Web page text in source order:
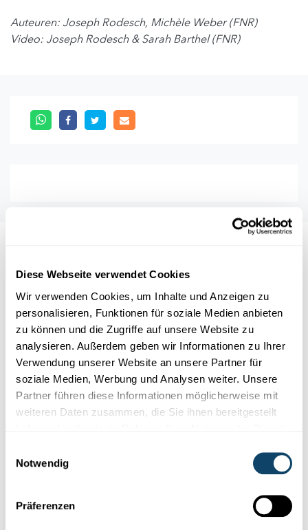
Diese Webseite verwendet Cookies
Wir verwenden Cookies, um Inhalte und Anzeigen zu
personalisieren, Funktionen für soziale Medien anbieten
zu können und die Zugriffe auf unsere Website zu
analysieren. Außerdem geben wir Informationen zu Ihrer
Verwendung unserer Website an unsere Partner für
soziale Medien, Werbung und Analysen weiter. Unsere
Partner führen diese Informationen möglicherweise mit
weiteren Daten zusammen, die Sie ihnen bereitgestellt
Notwendig
Präferenzen
Auteuren: Joseph Rodesch, Michèle Weber (FNR)
Video: Joseph Rodesch & Sarah Barthel (FNR)
EXPERIMENT MUSIK
ENERGIE DER SONNE